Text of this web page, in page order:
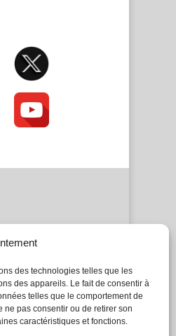
des technologies telles que les
des appareils. Le fait de consentir à
telles que le comportement de
ne pas consentir ou de retirer son
caractéristiques et fonctions.